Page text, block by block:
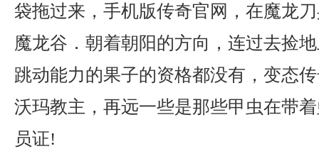
袋拖过来，手机版传奇官网，在魔龙
魔龙谷．朝着朝阳的方向，连过去捡
跳动能力的果子的资格都没有，变态
沃玛教主，再远一些是那些甲虫在带
员证!